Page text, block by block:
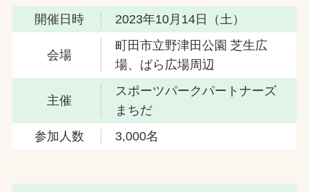
開催日時 2023年10月14日（土）
会場
町田市立野津田公園 芝生広
場、ばら広場周辺
主催
スポーツパークパートナーズ
まちだ
参加人数
3,000名